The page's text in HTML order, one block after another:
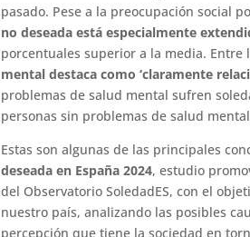
pasado. Pese a la preocupación social
no deseada está especialmente
porcentuales superior a la media. Entre
mental destaca como ‘claramente
problemas de salud mental sufren
personas sin problemas de salud
Estas son algunas de las principales
deseada en España 2024, estudio
del Observatorio SoledadES, con el
nuestro país, analizando las posibles
percepción que tiene la sociedad en